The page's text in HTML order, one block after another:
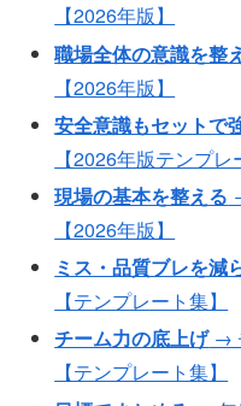
【2026年版】
職場全体の意識を整
【2026年版】
安全意識もセットで
【2026年版テンプレ
現場の基本を整える
【2026年版】
ミス・品質ブレを減
【テンプレート集】
チーム力の底上げ→
【テンプレート集】